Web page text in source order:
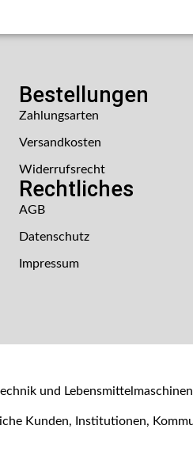
Bestellungen
Zahlungsarten
Versandkosten
Widerrufsrecht
Rechtliches
AGB
Datenschutz
Impressum
und
Kunden, Institutionen,